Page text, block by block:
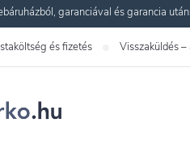
garanciával és garancia
és fizetés Visszaküldés –